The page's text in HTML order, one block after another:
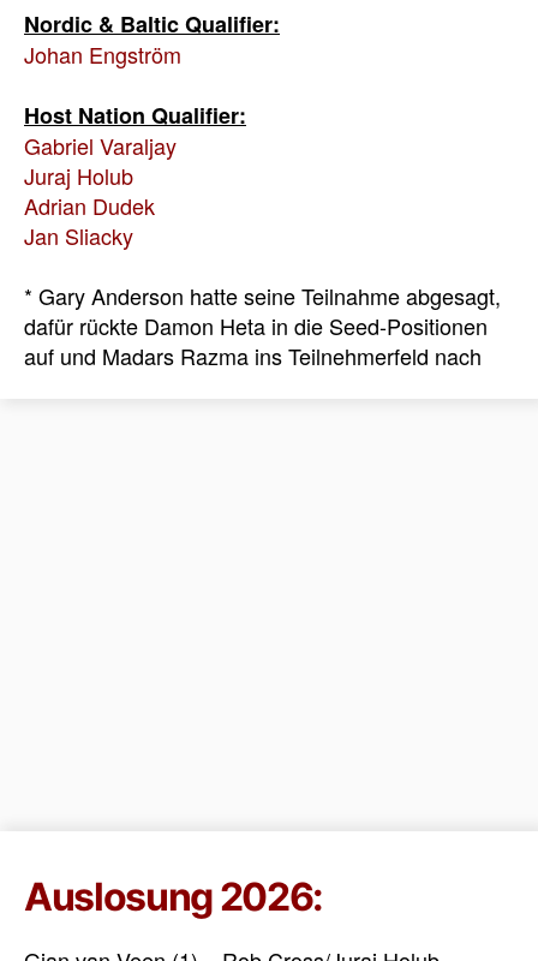
Nordic & Baltic Qualifier:
Johan Engström
Host Nation Qualifier:
Gabriel Varaljay
Juraj Holub
Adrian Dudek
Jan Sliacky
* Gary Anderson hatte seine Teilnahme abgesagt,
dafür rückte Damon Heta in die Seed-Positionen
auf und Madars Razma ins Teilnehmerfeld nach
Auslosung 2026: